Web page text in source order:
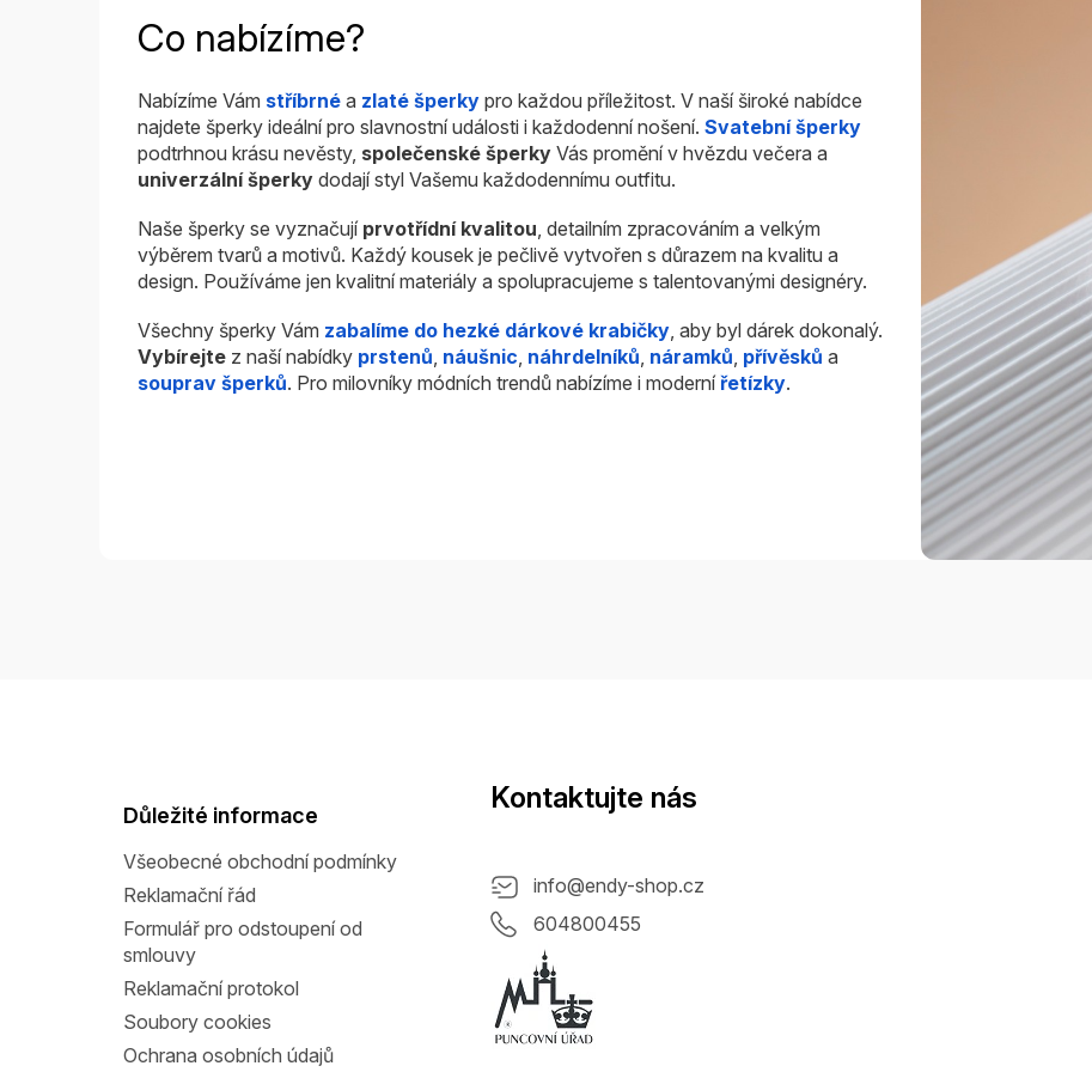
Co nabízíme?
Nabízíme Vám stříbrné a zlaté šperky pro každou příležitost. V naší široké nabídce
najdete šperky ideální pro slavnostní události i každodenní nošení. Svatební šperky
podtrhnou krásu nevěsty, společenské šperky Vás promění v hvězdu večera a
univerzální šperky dodají styl Vašemu každodennímu outfitu.
Naše šperky se vyznačují prvotřídní kvalitou, detailním zpracováním a velkým
výběrem tvarů a motivů. Každý kousek je pečlivě vytvořen s důrazem na kvalitu a
design. Používáme jen kvalitní materiály a spolupracujeme s talentovanými designéry.
Všechny šperky Vám zabalíme do hezké dárkové krabičky, aby byl dárek dokonalý.
Vybírejte z naší nabídky prstenů, náušnic, náhrdelníků, náramků, přívěsků a
souprav šperků. Pro milovníky módních trendů nabízíme i modernířetízky.
Důležité informace
Všeobecné obchodní podmínky
Reklamační řád
Formulář pro odstoupení od
smlouvy
Reklamační protokol
Soubory cookies
Ochrana osobních údajů
Kontaktujte nás
info@endy-shop.cz
604800455